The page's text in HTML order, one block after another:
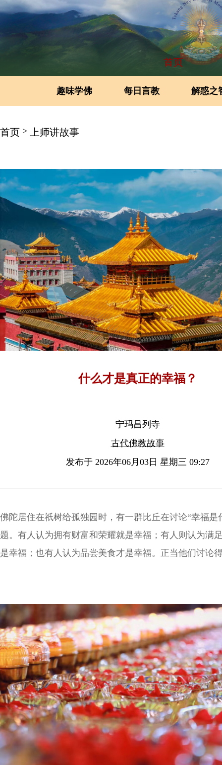
首页
趣味学佛 每日言教 解惑之
首页 > 上师讲故事
什么才是真正的幸福？
宁玛昌列寺
古代佛教故事
发布于 2026年06月03日 星期三 09:27
佛陀居住在祇树给孤独园时，有一群比丘在讨论“幸福是
题。有人认为拥有财富和荣耀就是幸福；有人则认为满
是幸福；也有人认为品尝美食才是幸福。正当他们讨论